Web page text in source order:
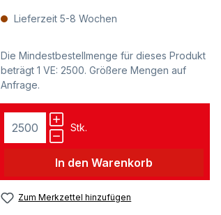
Lieferzeit 5-8 Wochen
Die Mindestbestellmenge für dieses Produkt
beträgt 1 VE: 2500. Größere Mengen auf
Anfrage.
Stk.
In den Warenkorb
Zum Merkzettel hinzufügen